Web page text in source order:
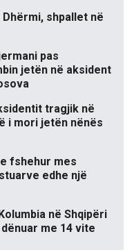
shpallet në
pas
jetën në aksident
tragjik në
i mori jetën nënës
fshehur mes
edhe një
në Shqipëri
me 14 vite